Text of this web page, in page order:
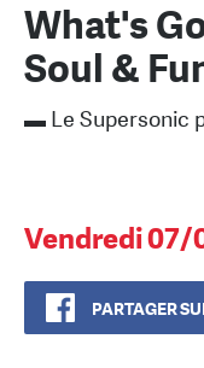
What's
Soul &
▬ Le Supersonic
Vendredi 07/
PARTAGER